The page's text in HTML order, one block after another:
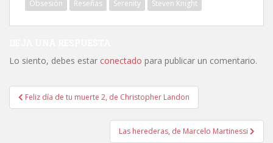
Obsesión
Reseñas Serenity Steven Knight
Lo siento, debes estar conectado para publicar un comentario.
Navegación
de
Feliz día de tu muerte 2, de Christopher Landon
Las herederas, de Marcelo Martinessi